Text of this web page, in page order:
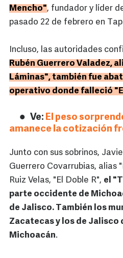
Mencho", fundador y líder
pasado 22 de febrero en
Incluso, las autoridades
Rubén Guerrero Valadez,
Láminas", también fue
operativo donde falleció
Ve: El peso
amanece la cotización
Junto con sus sobrinos,
Guerrero Covarrubias, alias
Ruiz Velas, "El Doble R", el
parte occidente de
de Jalisco. También los
Zacatecas y los de Jalisco
Michoacán.